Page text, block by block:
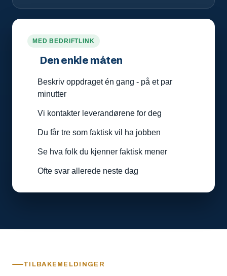
MED BEDRIFTLINK
Den enkle måten
Beskriv oppdraget én gang - på et par
minutter
Vi kontakter leverandørene for deg
Du får tre som faktisk vil ha jobben
Se hva folk du kjenner faktisk mener
Ofte svar allerede neste dag
TILBAKEMELDINGER